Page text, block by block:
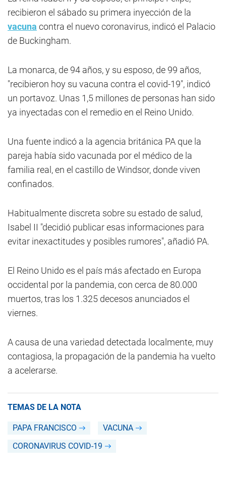
recibieron el sábado su primera inyección de la
vacuna contra el nuevo coronavirus, indicó el Palacio
de Buckingham.
La monarca, de 94 años, y su esposo, de 99 años,
"recibieron hoy su vacuna contra el covid-19", indicó
un portavoz. Unas 1,5 millones de personas han sido
ya inyectadas con el remedio en el Reino Unido.
Una fuente indicó a la agencia británica PA que la
pareja había sido vacunada por el médico de la
familia real, en el castillo de Windsor, donde viven
confinados.
Habitualmente discreta sobre su estado de salud,
Isabel II "decidió publicar esas informaciones para
evitar inexactitudes y posibles rumores", añadió PA.
El Reino Unido es el país más afectado en Europa
occidental por la pandemia, con cerca de 80.000
muertos, tras los 1.325 decesos anunciados el
viernes.
A causa de una variedad detectada localmente, muy
contagiosa, la propagación de la pandemia ha vuelto
a acelerarse.
TEMAS DE LA NOTA
PAPA FRANCISCO
VACUNA
CORONAVIRUS COVID-19